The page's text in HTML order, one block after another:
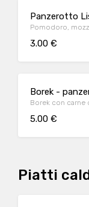
Panzerotto
Pomodoro,
3.00 €
Borek -
Borek con carne
5.00 €
Piatti